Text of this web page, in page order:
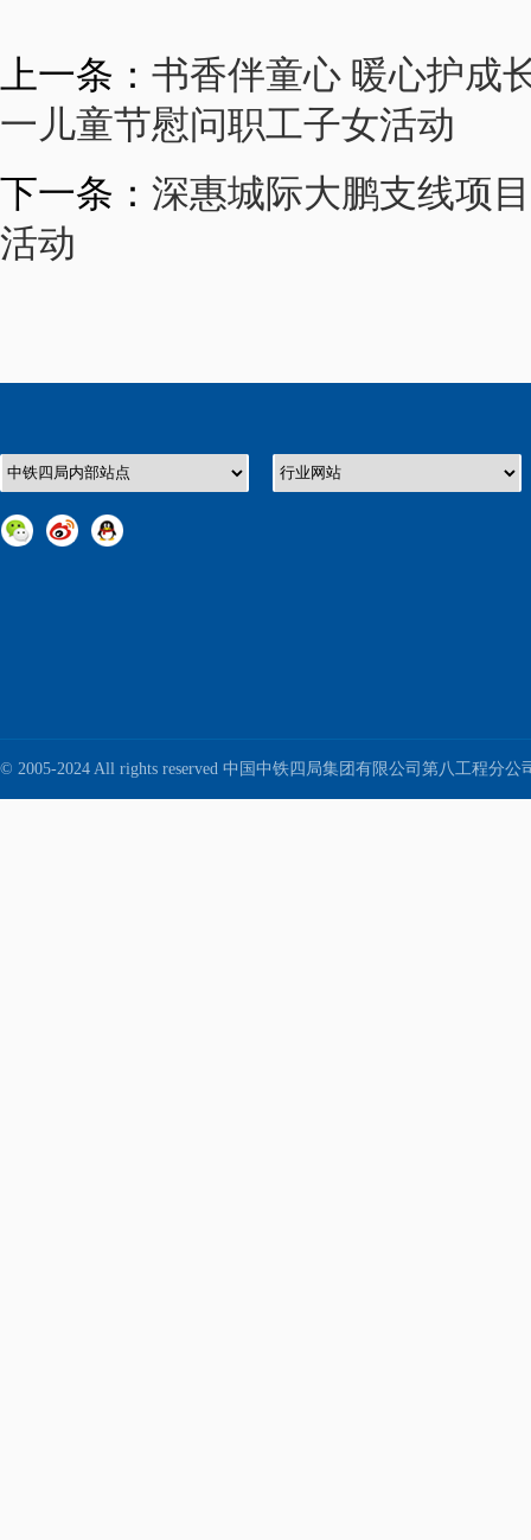
上一条： 书香伴童心 暖心护
一儿童节慰问职工子女活动
下一条： 深惠城际大鹏支线项
活动
© 2005-2024 All rights reserved 中国中铁四局集团有限公司第八工程分